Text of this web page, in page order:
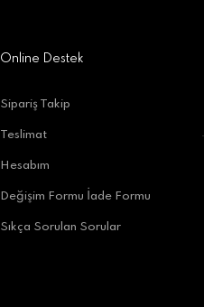
Online Destek
Sipariş Takip
Teslimat
Hesabım
Değişim Formu İade Formu
Sıkça Sorulan Sorular